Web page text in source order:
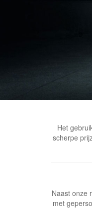
Het
scherpe
Naast onze
met